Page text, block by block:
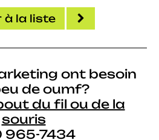
à la liste
ont besoin
de oumf?
du fil ou de la
souris
965-7434